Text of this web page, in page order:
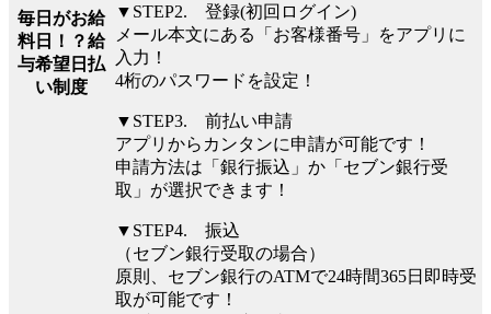
毎日がお給
料日！？給
与希望日払
い制度
▼STEP2. 登録(初回ログイン)
メール本文にある「お客様番号」をアプリに
入力！
4桁のパスワードを設定！
▼STEP3. 前払い申請
アプリからカンタンに申請が可能です！
申請方法は「銀行振込」か「セブン銀行受
取」が選択できます！
▼STEP4. 振込
（セブン銀行受取の場合）
原則、セブン銀行のATMで24時間365日即時受
取が可能です！